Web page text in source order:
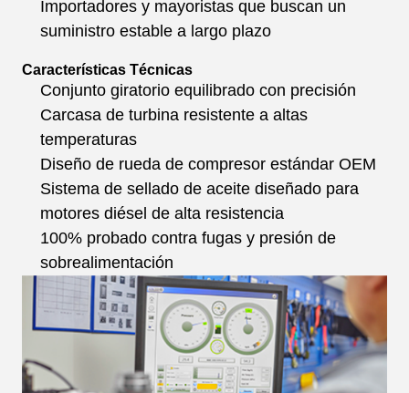
Importadores y mayoristas que buscan un
suministro estable a largo plazo
Características Técnicas
Conjunto giratorio equilibrado con precisión
Carcasa de turbina resistente a altas
temperaturas
Diseño de rueda de compresor estándar OEM
Sistema de sellado de aceite diseñado para
motores diésel de alta resistencia
100% probado contra fugas y presión de
sobrealimentación